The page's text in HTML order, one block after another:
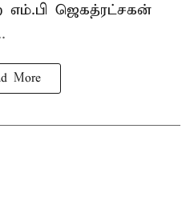
எம்.பி ஜெகத்ரட்சகன்
More